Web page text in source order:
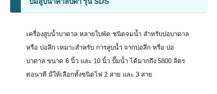
ปั๊มสูบน้ำคาลปีด้า รุ่น SDS
เครื่องสูบน้ำบาดาล หลายใบพัด ชนิดจมน้ำ สำหรับบ่อบาดาล
หรือ บ่อลึก เหมาะสำหรับ การสูบน้ำ จากบ่อลึก หรือ บ่อ
บาดาล ขนาด 6 นิ้ว และ 10 นิ้ว ปั๊มน้ำ ได้มากถึง 5800 ลิตร
ต่อนาที มีให้เลือกทั้งชนิดไฟ 2 สาย และ 3 สาย